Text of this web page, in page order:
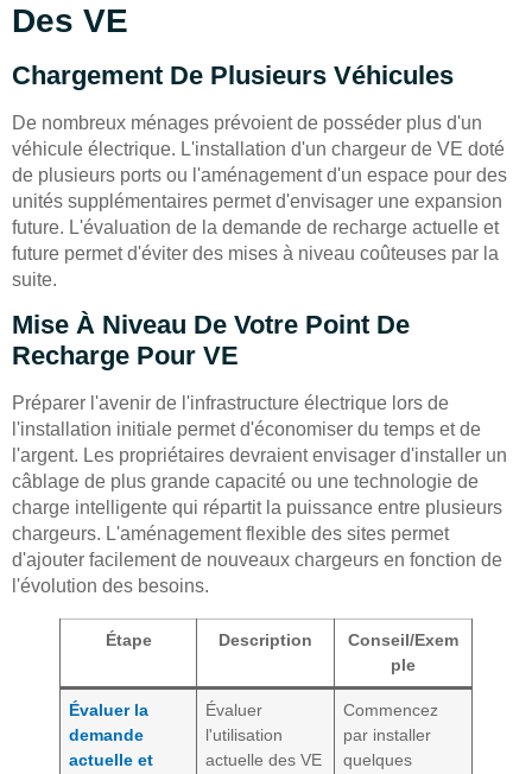
Des VE
Chargement De Plusieurs Véhicules
De nombreux ménages prévoient de posséder plus d'un
véhicule électrique. L'installation d'un chargeur de VE doté
de plusieurs ports ou l'aménagement d'un espace pour des
unités supplémentaires permet d'envisager une expansion
future. L'évaluation de la demande de recharge actuelle et
future permet d'éviter des mises à niveau coûteuses par la
suite.
Mise À Niveau De Votre Point De
Recharge Pour VE
Préparer l'avenir de l'infrastructure électrique lors de
l'installation initiale permet d'économiser du temps et de
l'argent. Les propriétaires devraient envisager d'installer un
câblage de plus grande capacité ou une technologie de
charge intelligente qui répartit la puissance entre plusieurs
chargeurs. L'aménagement flexible des sites permet
d'ajouter facilement de nouveaux chargeurs en fonction de
l'évolution des besoins.
Étape Description
Conseil/Exem
ple
Évaluer la
demande
actuelle et
Évaluer
l'utilisation
actuelle des VE
Commencez
par installer
quelques